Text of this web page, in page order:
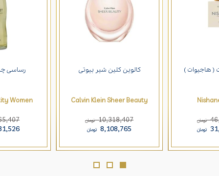
( هاجیوات )
تومان
تومان
کالوین کلین شیر بیوتی
Calvin Klein Sheer Beauty
10,318,407 تومان
8,108,765 تومان
رساسی
Women